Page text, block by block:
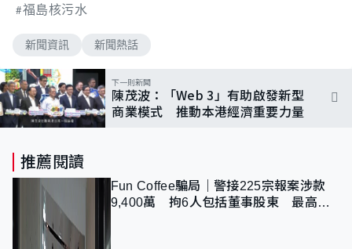
福島核污水
新聞資訊 新聞熱話
下一則新聞
陳茂波：「Web 3」有助啟發新型
商業模式 推動本港經濟重要力量
推薦閱讀
Fun Coffee騙局｜警接225宗報案涉款
9,400萬 拘6人包括董事股東 最高金